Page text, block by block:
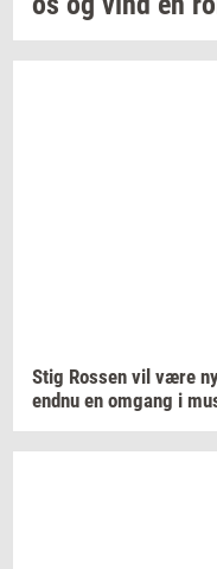
Stig Ros­sen vil være
endnu en om­gang i